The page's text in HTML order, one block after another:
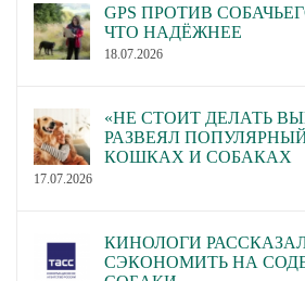
GPS ПРОТИВ
ЧТО НАДЁЖНЕЕ
18.07.2026
«НЕ СТОИТ ДЕЛАТЬ
РАЗВЕЯЛ
КОШКАХ И СОБАКАХ
17.07.2026
КИНОЛОГИ
СЭКОНОМИТЬ НА